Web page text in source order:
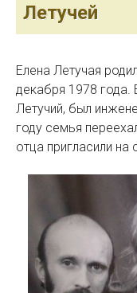
Летучей
Елена Летучая
декабря 1978 года.
Летучий, был
году семья
отца пригласили на